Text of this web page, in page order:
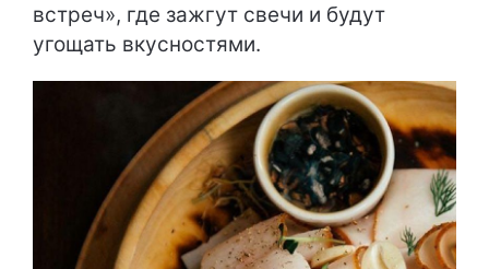
встреч», где зажгут свечи и будут
угощать вкусностями.